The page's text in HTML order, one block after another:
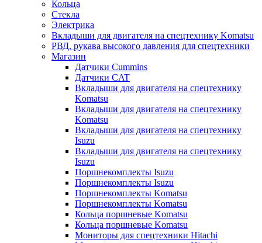
Кольца
Стекла
Электрика
Вкладыши для двигателя на спецтехнику Komatsu
РВД, рукава высокого давления для спецтехники
Магазин
Датчики Cummins
Датчики CAT
Вкладыши для двигателя на спецтехнику
Komatsu
Вкладыши для двигателя на спецтехнику
Komatsu
Вкладыши для двигателя на спецтехнику
Isuzu
Вкладыши для двигателя на спецтехнику
Isuzu
Поршнекомплекты Isuzu
Поршнекомплекты Isuzu
Поршнекомплекты Komatsu
Поршнекомплекты Komatsu
Кольца поршневые Komatsu
Кольца поршневые Komatsu
Мониторы для спецтехники Hitachi